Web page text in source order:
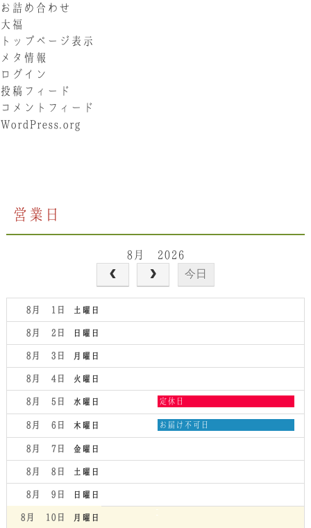
お詰め合わせ
大福
トップページ表示
メタ情報
ログイン
投稿フィード
コメントフィード
WordPress.org
営業日
8月 2026
今日
土曜日
8月 1
日曜日
8月 2
月曜日
8月 3
火曜日
8月 4
水曜日
8月 5
水
日,
8
2026
定休日
木曜日
8月 6
木
2026
お届け不可日
金曜日
8月 7
土曜日
8月 8
日曜日
8月 9
月曜日
8月 10